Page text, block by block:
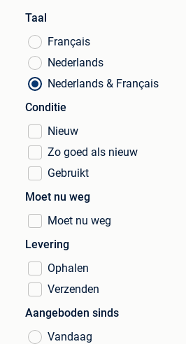
Taal
Français
Nederlands
Nederlands & Français
Conditie
Nieuw
Zo goed als nieuw
Gebruikt
Moet nu weg
Moet nu weg
Levering
Ophalen
Verzenden
Aangeboden sinds
Vandaag